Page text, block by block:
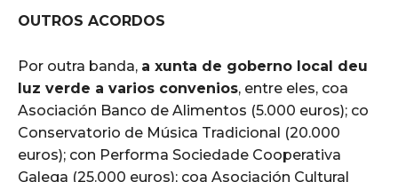
OUTROS ACORDOS
Por outra banda, a xunta de goberno local deu
luz verde a varios convenios, entre eles, coa
Asociación Banco de Alimentos (5.000 euros); co
Conservatorio de Música Tradicional (20.000
euros); con Performa Sociedade Cooperativa
Galega (25.000 euros); coa Asociación Cultural